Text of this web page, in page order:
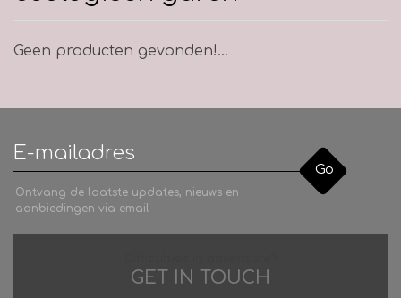
Geen producten gevonden!...
Go
Ontvang de laatste updates, nieuws en
aanbiedingen via email
GET IN TOUCH